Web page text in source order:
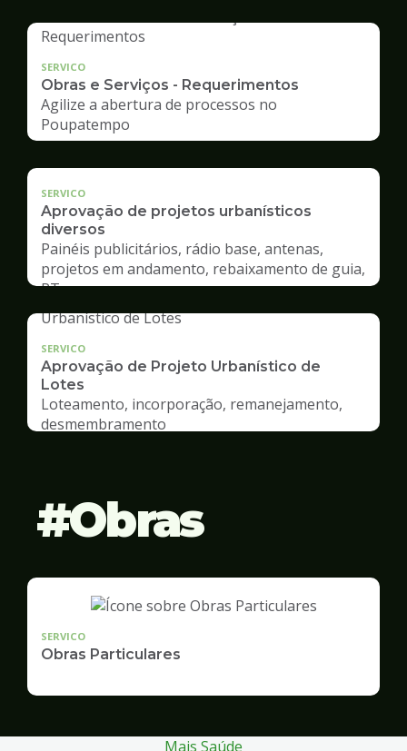
SERVICO
Obras e Serviços - Requerimentos
Agilize a abertura de processos no
Poupatempo
SERVICO
Aprovação de projetos urbanísticos
diversos
Painéis publicitários, rádio base, antenas,
projetos em andamento, rebaixamento de guia,
RT
SERVICO
Aprovação de Projeto Urbanístico de
Lotes
Loteamento, incorporação, remanejamento,
desmembramento
Obras
SERVICO
Obras Particulares
Mais Saúde